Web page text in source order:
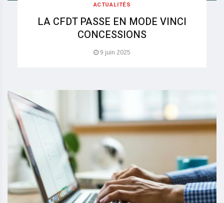
ACTUALITÉS
LA CFDT PASSE EN MODE VINCI
CONCESSIONS
9 juin 2025